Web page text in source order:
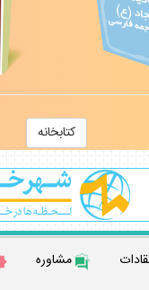
كتابخانه
مشاوره